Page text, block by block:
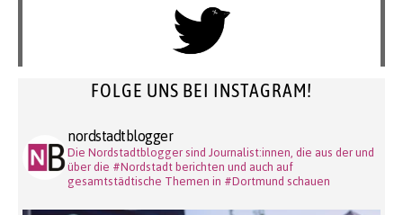
FOLGE UNS BEI INSTAGRAM!
nordstadtblogger
Die Nordstadtblogger sind Journalist:innen, die aus der und
über die #Nordstadt berichten und auch auf
gesamtstädtische Themen in #Dortmund schauen